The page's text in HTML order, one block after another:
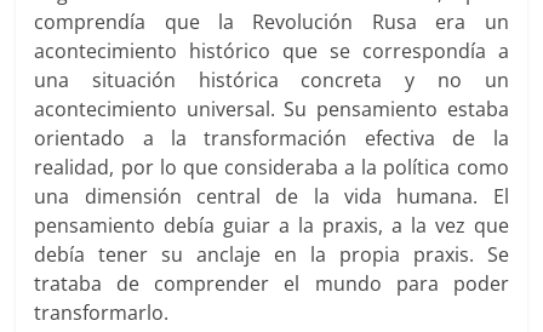
comprendía que la Revolución Rusa era un
acontecimiento histórico que se correspondía a
una situación histórica concreta y no un
acontecimiento universal. Su pensamiento estaba
orientado a la transformación efectiva de la
realidad, por lo que consideraba a la política como
una dimensión central de la vida humana. El
pensamiento debía guiar a la praxis, a la vez que
debía tener su anclaje en la propia praxis. Se
trataba de comprender el mundo para poder
transformarlo.